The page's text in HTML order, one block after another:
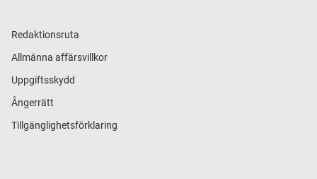
Redaktionsruta
Allmänna affärsvillkor
Uppgiftsskydd
Ångerrätt
Tillgänglighetsförklaring